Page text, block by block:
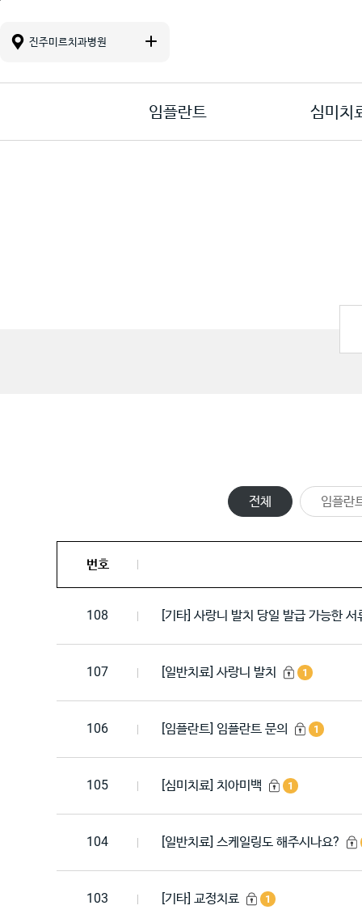
진료 메뉴바로가기
본문바로가기
컨텐츠바로가기
진주미르치과병원
임플란트 심미치
전체 임플란
번호
108 [기타] 사랑니 발치 당일 발급 가능한
107 [일반치료] 사랑니 발치 1
106 [임플란트] 임플란트 문의 1
105 [심미치료] 치아미백 1
104 [일반치료] 스케일링도 해주시나요?
103 [기타] 교정치료 1